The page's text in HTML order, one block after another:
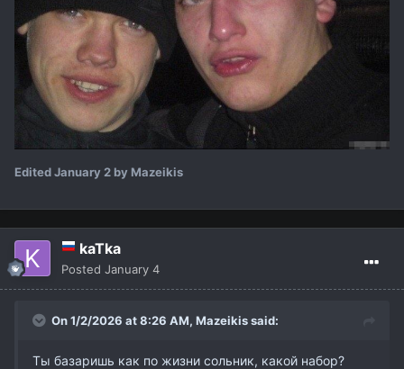
EditedJanuary 2 by Mazeikis
kaTka
Posted January 4
On 1/2/2026 at 8:26 AM, Mazeikissaid:
Ты базаришь как по жизни сольник, какой набор?